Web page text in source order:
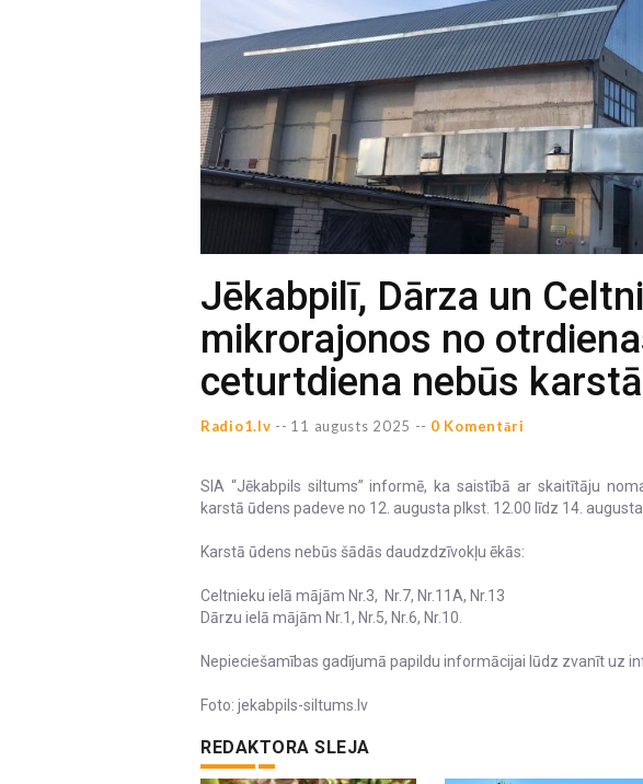
Jēkabpilī, Dārza un
mikrorajonos no
ceturtdiena nebūs
Radio1.lv -- 11 augusts 2025 -- 0 Komentāri
SIA “Jēkabpils siltums” informē, ka saistībā ar skaitītāju
karstā ūdens padeve no 12. augusta plkst. 12.00 līdz 14.
Karstā ūdens nebūs šādās daudzdzīvokļu ēkās:
Celtnieku ielā mājām Nr.3, Nr.7, Nr.11A, Nr.13
Dārzu ielā mājām Nr.1, Nr.5, Nr.6, Nr.10.
Nepieciešamības gadījumā papildu informācijai lūdz zvanīt uz
Foto: jekabpils-siltums.lv
REDAKTORA SLEJA